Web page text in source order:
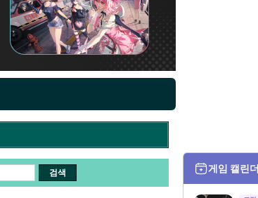
검색 게임 캘린더